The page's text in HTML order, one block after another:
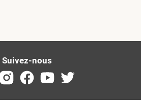
Suivez-nous